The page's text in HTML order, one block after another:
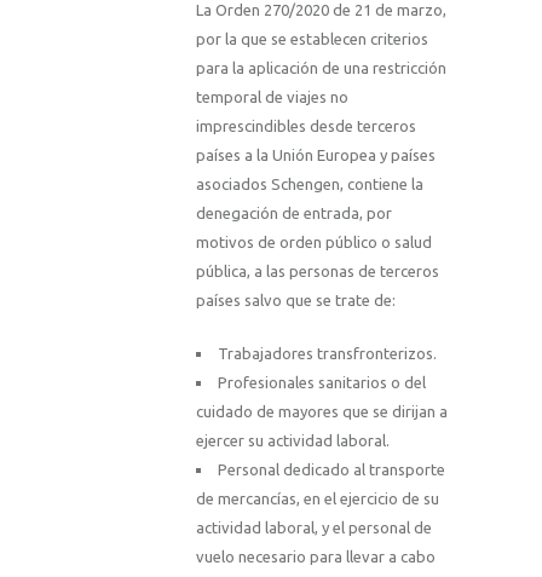
La Orden 270/2020 de 21 de marzo,
por la que se establecen criterios
para la aplicación de una restricción
temporal de viajes no
imprescindibles desde terceros
países a la Unión Europea y países
asociados Schengen, contiene la
denegación de entrada, por
motivos de orden público o salud
pública, a las personas de terceros
países salvo que se trate de:
Trabajadores transfronterizos.
Profesionales sanitarios o del
cuidado de mayores que se dirijan a
ejercer su actividad laboral.
Personal dedicado al transporte
de mercancías, en el ejercicio de su
actividad laboral, y el personal de
vuelo necesario para llevar a cabo